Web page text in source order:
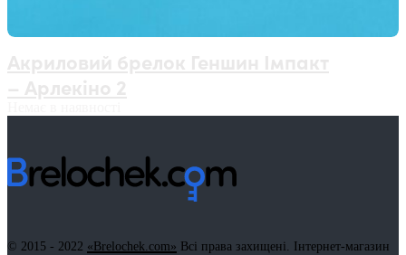
© 2015 - 2022 «Brelochek.com» Всі права захищені. Інтернет-магазин